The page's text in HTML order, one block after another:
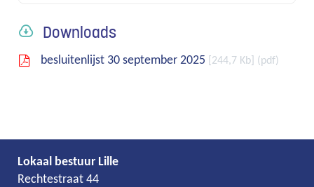
Downloads
besluitenlijst 30 september 2025 244,7 Kb pdf
Lokaal bestuur Lille
Adres
Rechtestraat 44
Tel.
E-